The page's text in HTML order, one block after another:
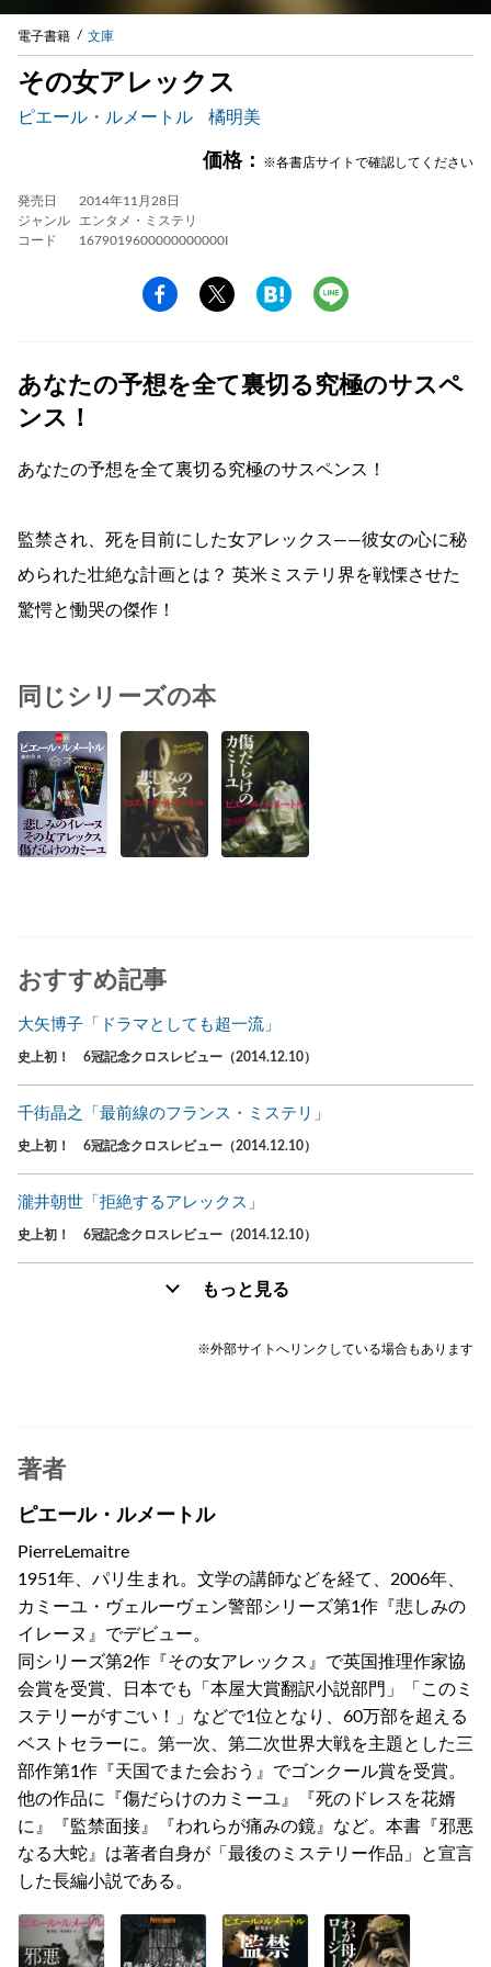
電子書籍 文庫
その女アレックス
ピエール・ルメートル 橘明美
価格： ※各書店サイトで確認してください
発売日
2014年11月28日
ジャンル
エンタメ・ミステリ
コード
1679019600000000000I
あなたの予想を全て裏切る究極のサスペ
ンス！
あなたの予想を全て裏切る究極のサスペンス！
監禁され、死を目前にした女アレックス――彼女の心に秘
められた壮絶な計画とは？ 英米ミステリ界を戦慄させた
驚愕と慟哭の傑作！
同じシリーズの本
おすすめ記事
大矢博子「ドラマとしても超一流」
史上初！ 6冠記念クロスレビュー（2014.12.10）
千街晶之「最前線のフランス・ミステリ」
史上初！ 6冠記念クロスレビュー（2014.12.10）
瀧井朝世「拒絶するアレックス」
史上初！ 6冠記念クロスレビュー（2014.12.10）
もっと見る
※外部サイトへリンクしている場合もあります
著者
ピエール・ルメートル
PierreLemaitre
1951年、パリ生まれ。文学の講師などを経て、2006年、
カミーユ・ヴェルーヴェン警部シリーズ第1作『悲しみの
イレーヌ』でデビュー。
同シリーズ第2作『その女アレックス』で英国推理作家協
会賞を受賞、日本でも「本屋大賞翻訳小説部門」「このミ
ステリーがすごい！」などで1位となり、60万部を超える
ベストセラーに。第一次、第二次世界大戦を主題とした三
部作第1作『天国でまた会おう』でゴンクール賞を受賞。
他の作品に『傷だらけのカミーユ』『死のドレスを花婿
に』『監禁面接』『われらが痛みの鏡』など。本書『邪悪
なる大蛇』は著者自身が「最後のミステリー作品」と宣言
した長編小説である。